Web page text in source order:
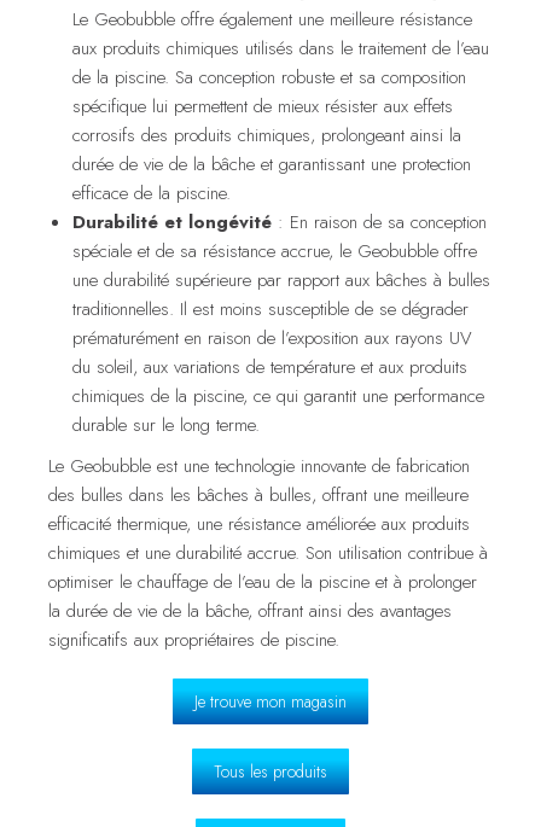
Le Geobubble offre également une meilleure résistance
aux produits chimiques utilisés dans le traitement de l’eau
de la piscine. Sa conception robuste et sa composition
spécifique lui permettent de mieux résister aux effets
corrosifs des produits chimiques, prolongeant ainsi la
durée de vie de la bâche et garantissant une protection
efficace de la piscine.
Durabilité et longévité : En raison de sa conception
spéciale et de sa résistance accrue, le Geobubble offre
une durabilité supérieure par rapport aux bâches à bulles
traditionnelles. Il est moins susceptible de se dégrader
prématurément en raison de l’exposition aux rayons UV
du soleil, aux variations de température et aux produits
chimiques de la piscine, ce qui garantit une performance
durable sur le long terme.
Le Geobubble est une technologie innovante de fabrication
des bulles dans les bâches à bulles, offrant une meilleure
efficacité thermique, une résistance améliorée aux produits
chimiques et une durabilité accrue. Son utilisation contribue à
optimiser le chauffage de l’eau de la piscine et à prolonger
la durée de vie de la bâche, offrant ainsi des avantages
significatifs aux propriétaires de piscine.
Je trouve mon magasin
Tous les produits